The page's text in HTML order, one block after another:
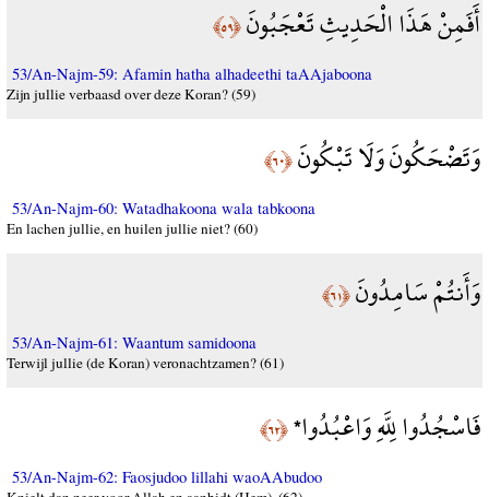
أَفَمِنْ هَذَا الْحَدِيثِ تَعْجَبُونَ﴿٥٩﴾
53/An-Najm-59: Afamin hatha alhadeethi taAAjaboona
Zijn jullie verbaasd over deze Koran? (59)
وَتَضْحَكُونَ وَلَا تَبْكُونَ﴿٦٠﴾
53/An-Najm-60: Watadhakoona wala tabkoona
En lachen jullie, en huilen jullie niet? (60)
وَأَنتُمْ سَامِدُونَ﴿٦١﴾
53/An-Najm-61: Waantum samidoona
Terwijl jullie (de Koran) veronachtzamen? (61)
فَاسْجُدُوا لِلَّهِ وَاعْبُدُوا*﴿٦٢﴾
53/An-Najm-62: Faosjudoo lillahi waoAAbudoo